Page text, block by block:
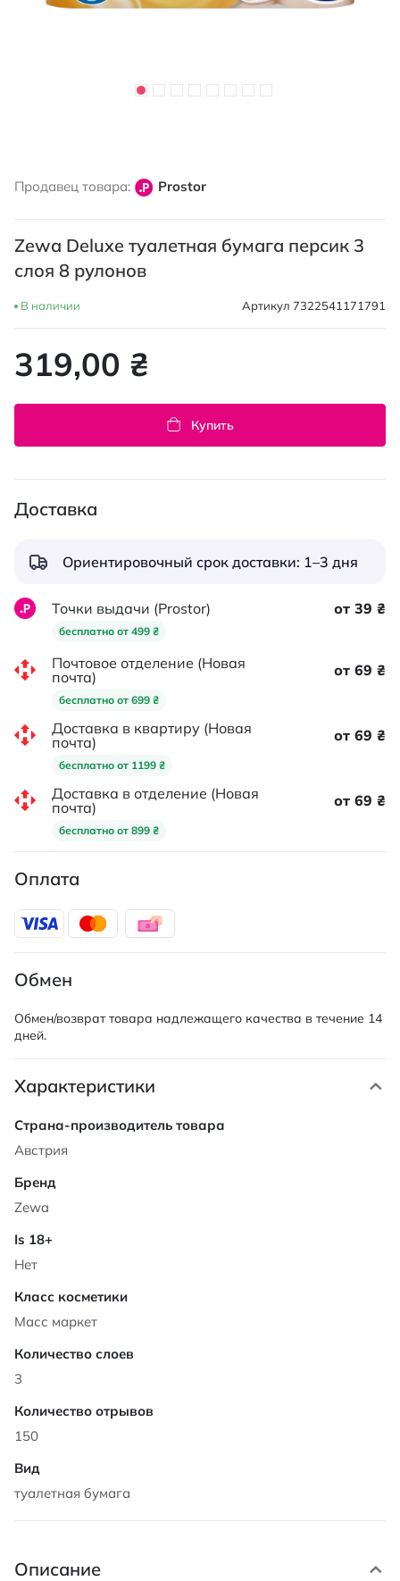
началу
изображений
Продавец товара: Prostor
Zewa Deluxe туалетная бумага персик 3
слоя 8 рулонов
В наличии Артикул 7322541171791
319,00 ₴
Купить
Доставка
Ориентировочный срок доставки: 1–3 дня
Точки выдачи (Prostor)
бесплатно от 499 ₴
от 39 ₴
Почтовое отделение (Новая
почта)
бесплатно от 699 ₴
от 69 ₴
Доставка в квартиру (Новая
почта)
бесплатно от 1199 ₴
от 69 ₴
Доставка в отделение (Новая
почта)
бесплатно от 899 ₴
от 69 ₴
Оплата
Обмен
Обмен/возврат товара надлежащего качества в течение 14
дней.
Характеристики
Характеристики
Австрия
Zewa
Нет
Масс маркет
3
150
туалетная бумага
Описание